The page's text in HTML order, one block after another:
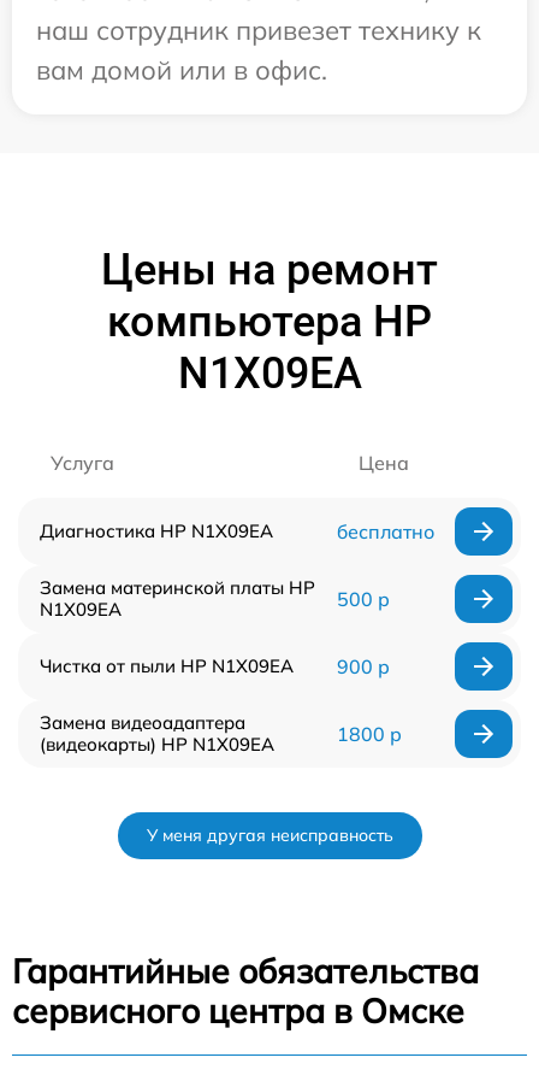
наш сотрудник привезет технику к
вам домой или в офис.
Цены на ремонт
компьютера HP
N1X09EA
Услуга Цена
Диагностика HP N1X09EA бесплатно
Замена материнской платы HP
N1X09EA
500 р
Чистка от пыли HP N1X09EA 900 р
Замена видеоадаптера
(видеокарты) HP N1X09EA
1800 р
У меня другая неисправность
Гарантийные обязательства
сервисного центра в Омске